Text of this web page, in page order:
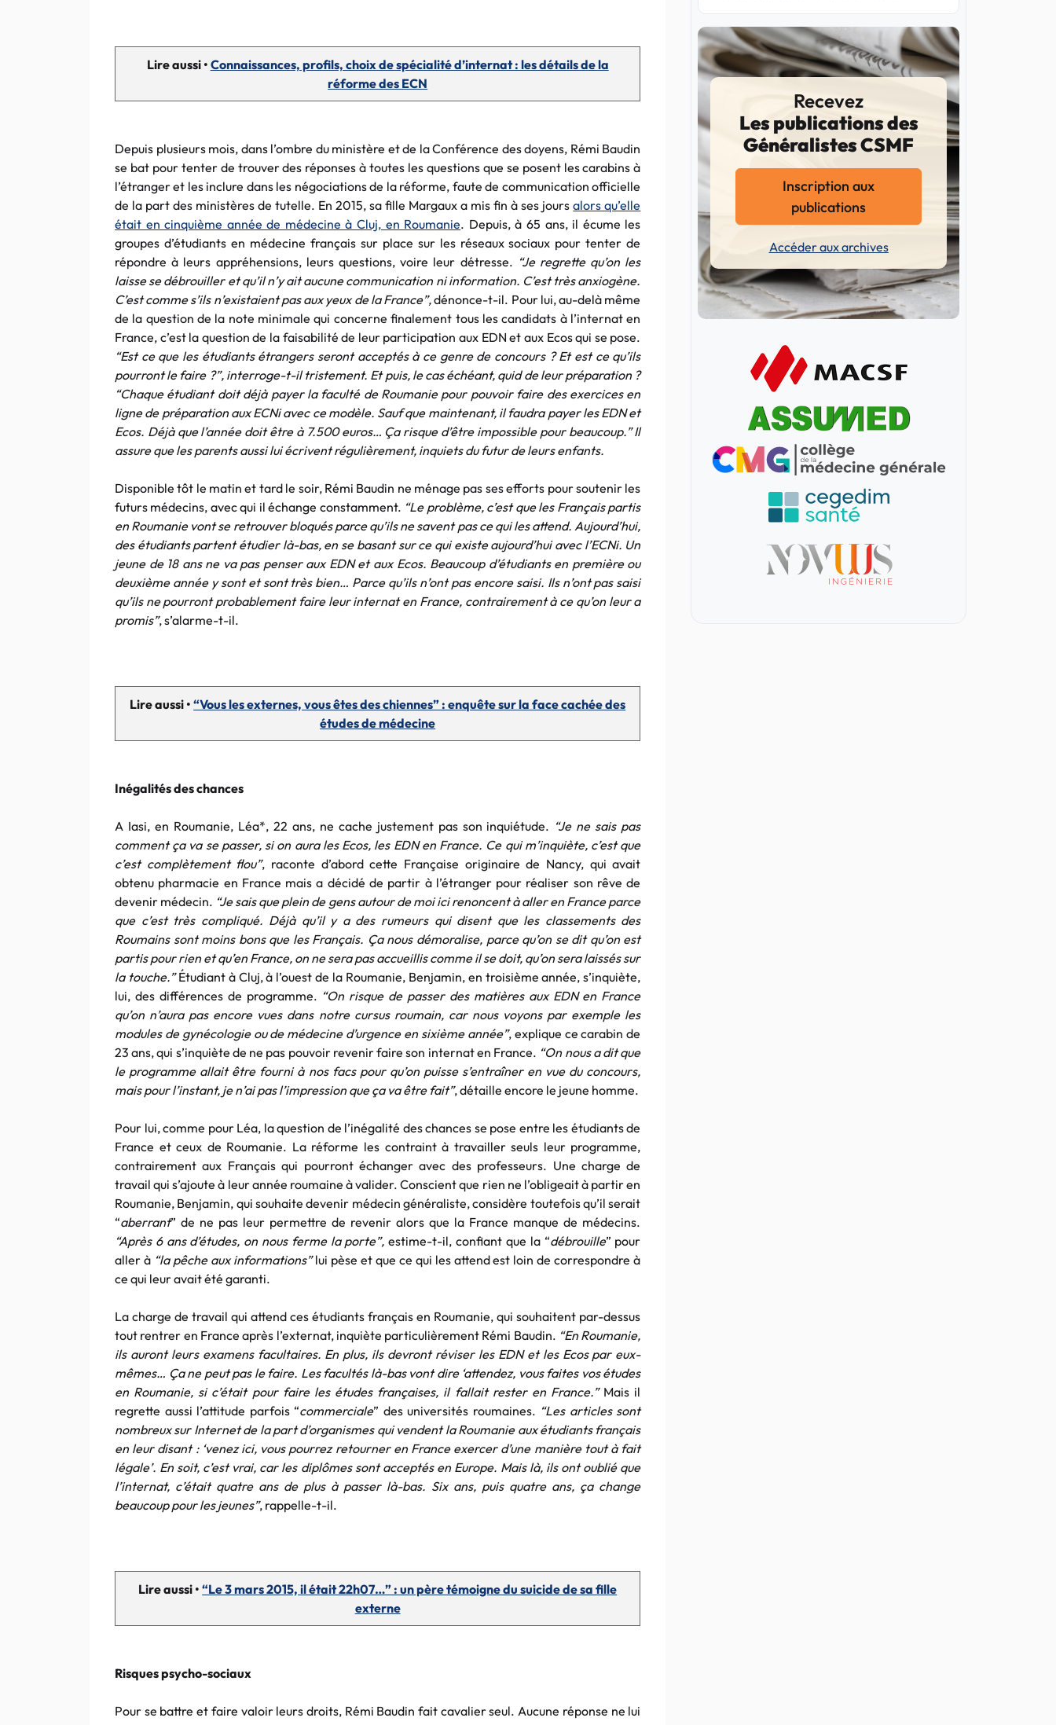
Lire aussi • Connaissances, profils, choix de spécialité d’internat : les détails de la
réforme des ECN
Depuis plusieurs mois, dans l’ombre du ministère et de la Conférence des doyens, Rémi Baudin
se bat pour tenter de trouver des réponses à toutes les questions que se posent les carabins à
l’étranger et les inclure dans les négociations de la réforme, faute de communication officielle
de la part des ministères de tutelle. En 2015, sa fille Margaux a mis fin à ses joursalors qu’elle
était en cinquième année de médecine à Cluj, en Roumanie. Depuis, à 65 ans, il écume les
groupes d’étudiants en médecine français sur place sur les réseaux sociaux pour tenter de
répondre à leurs appréhensions, leurs questions, voire leur détresse. “Je regrette qu’on les
laisse se débrouiller et qu’il n’y ait aucune communication ni information. C’est très anxiogène.
C’est comme s’ils n’existaient pas aux yeux de la France”,dénonce-t-il. Pour lui, au-delà même
de la question de la note minimale qui concerne finalement tous les candidats à l’internat en
France, c’est la question de la faisabilité de leur participation aux EDN et aux Ecos qui se pose.
“Est ce que les étudiants étrangers seront acceptés à ce genre de concours ? Et est ce qu’ils
pourront le faire ?”, interroge-t-il tristement. Et puis, le cas échéant, quid de leur préparation ?
“Chaque étudiant doit déjà payer la faculté de Roumanie pour pouvoir faire des exercices en
ligne de préparation aux ECNi avec ce modèle. Sauf que maintenant, il faudra payer les EDN et
Ecos. Déjà que l’année doit être à 7.500 euros… Ça risque d’être impossible pour beaucoup.”Il
assure que les parents aussi lui écrivent régulièrement, inquiets du futur de leurs enfants.
Disponible tôt le matin et tard le soir, Rémi Baudin ne ménage pas ses efforts pour soutenir les
futurs médecins, avec qui il échange constamment. “Le problème, c’est que les Français partis
en Roumanie vont se retrouver bloqués parce qu’ils ne savent pas ce qui les attend. Aujourd’hui,
des étudiants partent étudier là-bas, en se basant sur ce qui existe aujourd’hui avec l’ECNi. Un
jeune de 18 ans ne va pas penser aux EDN et aux Ecos. Beaucoup d’étudiants en première ou
deuxième année y sont et sont très bien… Parce qu’ils n’ont pas encore saisi. Ils n’ont pas saisi
qu’ils ne pourront probablement faire leur internat en France, contrairement à ce qu’on leur a
promis”, s’alarme-t-il.
Lire aussi •“Vous les externes, vous êtes des chiennes” : enquête sur la face cachée des
études de médecine
Inégalités des chances
A Iasi, en Roumanie, Léa*, 22 ans, ne cache justement pas son inquiétude. “Je ne sais pas
comment ça va se passer, si on aura les Ecos, les EDN en France. Ce qui m’inquiète, c’est que
c’est complètement flou”, raconte d’abord cette Française originaire de Nancy, qui avait
obtenu pharmacie en France mais a décidé de partir à l’étranger pour réaliser son rêve de
devenir médecin. “Je sais que plein de gens autour de moi ici renoncent à aller en France parce
que c’est très compliqué. Déjà qu’il y a des rumeurs qui disent que les classements des
Roumains sont moins bons que les Français. Ça nous démoralise, parce qu’on se dit qu’on est
partis pour rien et qu’en France, on ne sera pas accueillis comme il se doit, qu’on sera laissés sur
la touche.”Étudiant à Cluj, à l’ouest de la Roumanie, Benjamin, en troisième année, s’inquiète,
lui, des différences de programme. “On risque de passer des matières aux EDN en France
qu’on n’aura pas encore vues dans notre cursus roumain, car nous voyons par exemple les
modules de gynécologie ou de médecine d’urgence en sixième année”, explique ce carabin de
23 ans, qui s’inquiète de ne pas pouvoir revenir faire son internat en France. “On nous a dit que
le programme allait être fourni à nos facs pour qu’on puisse s’entraîner en vue du concours,
mais pour l’instant, je n’ai pas l’impression que ça va être fait”, détaille encore le jeune homme.
Pour lui, comme pour Léa, la question de l’inégalité des chances se pose entre les étudiants de
France et ceux de Roumanie. La réforme les contraint à travailler seuls leur programme,
contrairement aux Français qui pourront échanger avec des professeurs. Une charge de
travail qui s’ajoute à leur année roumaine à valider. Conscient que rien ne l’obligeait à partir en
Roumanie, Benjamin, qui souhaite devenir médecin généraliste, considère toutefois qu’il serait
“aberrant” de ne pas leur permettre de revenir alors que la France manque de médecins.
“Après 6 ans d’études, on nous ferme la porte”, estime-t-il, confiant que la “débrouille” pour
aller à “la pêche aux informations”lui pèse et que ce qui les attend est loin de correspondre à
ce qui leur avait été garanti.
La charge de travail qui attend ces étudiants français en Roumanie, qui souhaitent par-dessus
tout rentrer en France après l’externat, inquiète particulièrement Rémi Baudin. “En Roumanie,
ils auront leurs examens facultaires. En plus, ils devront réviser les EDN et les Ecos par eux-
mêmes… Ça ne peut pas le faire. Les facultés là-bas vont dire ‘attendez, vous faites vos études
en Roumanie, si c’était pour faire les études françaises, il fallait rester en France.” Mais il
regrette aussi l’attitude parfois “commerciale” des universités roumaines. “Les articles sont
nombreux sur Internet de la part d’organismes qui vendent la Roumanie aux étudiants français
en leur disant : ‘venez ici, vous pourrez retourner en France exercer d’une manière tout à fait
légale’. En soit, c’est vrai, car les diplômes sont acceptés en Europe. Mais là, ils ont oublié que
l’internat, c’était quatre ans de plus à passer là-bas. Six ans, puis quatre ans, ça change
beaucoup pour les jeunes”, rappelle-t-il.
Lire aussi •“Le 3 mars 2015, il était 22h07…” : un père témoigne du suicide de sa fille
externe
Risques psycho-sociaux
Pour se battre et faire valoir leurs droits, Rémi Baudin fait cavalier seul. Aucune réponse ne lui
Recevez
Les publications des
Généralistes CSMF
Inscription aux
publications
Accéder aux archives